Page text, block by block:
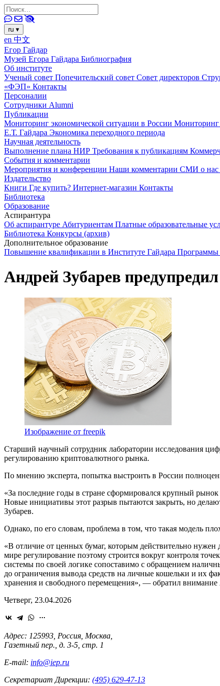
ru ▾
en 中文
Егор Гайдар
Музей Егора Гайдара Библиография
Об институте
Ученый совет Попечительский совет Совет директоров
«ФЭП» Контакты
Персоналии
Сотрудники Alumni
Публикации
Мониторинг экономической ситуации в России Мониторинг
Е.Т. Гайдара Экономика переходного периода
Научная деятельность
Выполнение плана НИР Требования к публикациям
События и комментарии
Мероприятия и конференции Наши комментарии СМИ о нас
Издательство
Книги Где купить? Интернет-магазин Контакты
Библиотека
Образование
Аспирантура
Об аспирантуре Абитуриентам Платные образовательные
Библиотека Конкурсы (архив)
Дополнительное образование
Повышение квалификации в Институте Гайдара
Андрей Зубарев
Изображение от freepik
Старший научный сотрудник лаборатории исследования
регулированию криптовалютного рынка.
По мнению эксперта, попытка выстроить в России
«За последние годы в стране сформировался крупный
Новые инициативы этот разрыв пытаются закрыть, но
Зубарев.
Однако, по его словам, проблема в том, что такая модель
«В отличие от ценных бумаг, которым действительно нужен
мире регулирование поэтому строится вокруг контроля
системы по своей логике сопоставимо с обращением
до ограничения вывода средств на личные кошельки и их
хранения и свободного перемещения», — обратил внимание
Четверг, 23.04.2026
Адрес: 125993, Россия, Москва,
Газетный пер., д. 3-5, стр. 1
E-mail: info@iep.ru
Секретариат Дирекции: (495) 629-47-13